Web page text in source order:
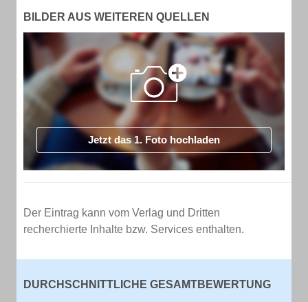
BILDER AUS WEITEREN QUELLEN
Jetzt das 1. Foto hochladen
Der Eintrag kann vom Verlag und Dritten
recherchierte Inhalte bzw. Services enthalten.
DURCHSCHNITTLICHE GESAMTBEWERTUNG